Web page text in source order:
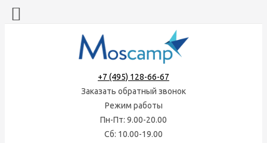
+7 (495) 128-66-67
Заказать обратный звонок
Режим работы
Пн-Пт: 9.00-20.00
Сб: 10.00-19.00